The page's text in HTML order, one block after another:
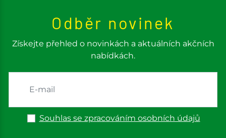
Odběr novinek
Získejte přehled o novinkách a aktuálních akčních
nabídkách.
Souhlas se zpracováním osobních údajů